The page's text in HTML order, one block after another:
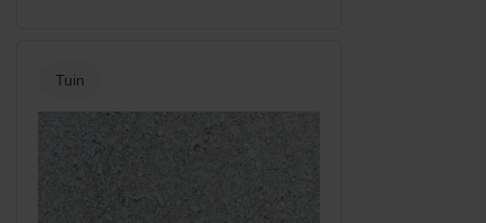
Tuin